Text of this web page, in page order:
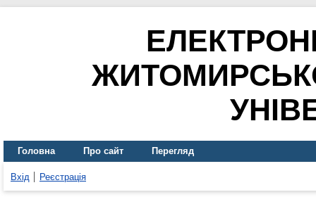
Головна Про сайт Перегляд
Вхід Реєстрація